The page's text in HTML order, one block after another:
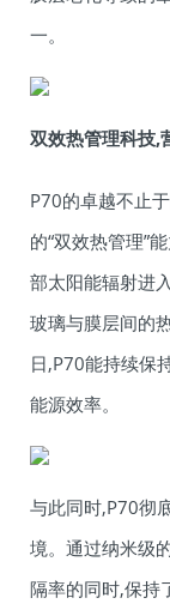
一。
双效热管理科技,
P70的卓越不止
的“双效热管理”
部太阳能辐射进
玻璃与膜层间的
日,P70能持续保
能源效率。
与此同时,P70彻
境。通过纳米级
隔率的同时,保持